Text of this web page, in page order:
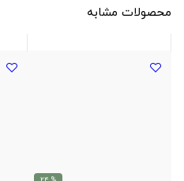
محصولات مشابه